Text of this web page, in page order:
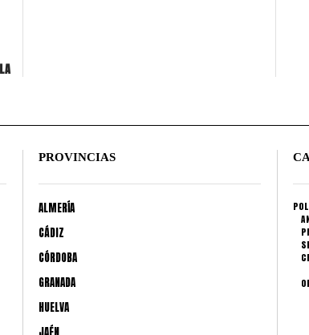
PROVINCIAS
ALMERÍA
CÁDIZ
CÓRDOBA
GRANADA
HUELVA